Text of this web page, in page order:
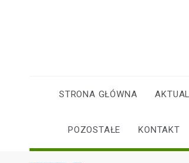
STRONA GŁÓWNA
POZOSTAŁE KONTAKT